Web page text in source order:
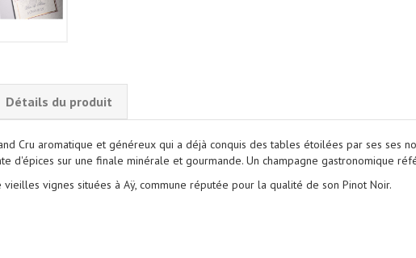
Détails du produit
Cru aromatique et généreux qui a déjà conquis des tables étoilées par ses ses
d'épices sur une finale minérale et gourmande. Un champagne gastronomique
vignes situées à Aÿ, commune réputée pour la qualité de son Pinot Noir.